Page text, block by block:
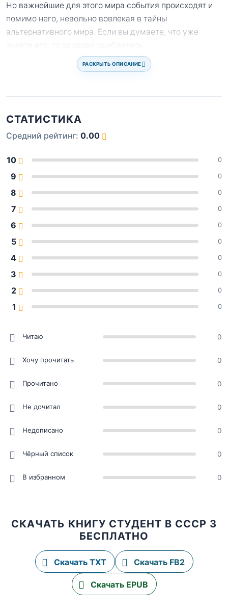
Но важнейшие для этого мира события происходят и
помимо него, невольно вовлекая в тайны
альтернативного мира. Если вы думаете, что уже
РАСКРЫТЬ ОПИСАНИЕ
СТАТИСТИКА
Средний рейтинг: 0.00
10 0
9 0
8 0
7 0
6 0
5 0
4 0
3 0
2 0
1 0
Читаю 0
Хочу прочитать 0
Прочитано 0
Не дочитал 0
Недописано 0
Чёрный список 0
В избранном 0
СКАЧАТЬ КНИГУ СТУДЕНТ В СССР 3
БЕСПЛАТНО
Скачать TXT Скачать FB2
Скачать EPUB